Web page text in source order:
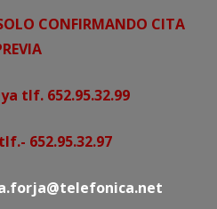
CONFIRMANDO CITA
tlf. 652.95.32.99
652.95.32.97